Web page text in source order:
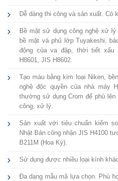
Dễ dàng thi công và sản xuất. Có
Bề mặt sử dụng công nghệ xử
bề mặt và phủ lớp Tuyakeshi,
động của va đập, thời tiết xấu
H8601, JIS H8602.
Tạo màu bằng kim loại Niken,
nghệ độc quyền của nhà máy
thường sử dụng Crom để phủ
công, xử lý.
Sản xuất với tiêu chuẩn kiểm
Nhật Bản công nhận JIS H4100
B211M (Hoa Kỳ).
Sử dụng được nhiều loại kính
Đa dạng mẫu mã lựa chọn. Phù